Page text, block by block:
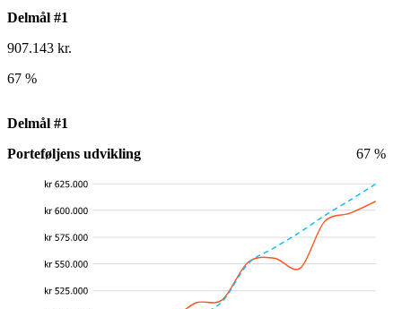
Delmål #1
907.143 kr.
67 %
Delmål #1
67 %
Porteføljens udvikling